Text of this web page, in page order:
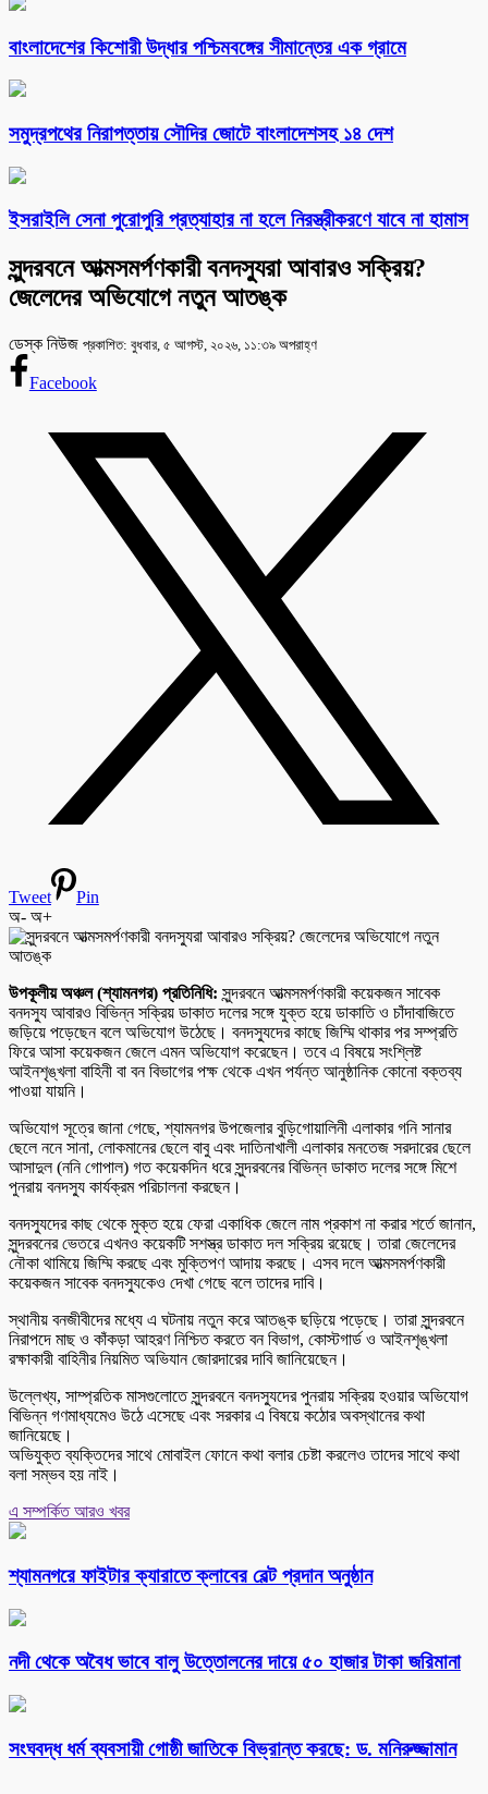
বাংলাদেশের কিশোরী উদ্ধার পশ্চিমবঙ্গের সীমান্তের এক গ্রামে
সমুদ্রপথের নিরাপত্তায় সৌদির জোটে বাংলাদেশসহ ১৪ দেশ
ইসরাইলি সেনা পুরোপুরি প্রত্যাহার না হলে নিরস্ত্রীকরণে যাবে না হামাস
সুন্দরবনে আত্মসমর্পণকারী বনদস্যুরা আবারও সক্রিয়?
জেলেদের অভিযোগে নতুন আতঙ্ক
ডেস্ক নিউজ প্রকাশিত: বুধবার, ৫ আগস্ট, ২০২৬, ১১:৩৯ অপরাহ্ণ
Facebook
Tweet
Pin
অ- অ+
উপকূলীয় অঞ্চল (শ্যামনগর) প্রতিনিধি: সুন্দরবনে আত্মসমর্পণকারী কয়েকজন সাবেক
বনদস্যু আবারও বিভিন্ন সক্রিয় ডাকাত দলের সঙ্গে যুক্ত হয়ে ডাকাতি ও চাঁদাবাজিতে
জড়িয়ে পড়েছেন বলে অভিযোগ উঠেছে। বনদস্যুদের কাছে জিম্মি থাকার পর সম্প্রতি
ফিরে আসা কয়েকজন জেলে এমন অভিযোগ করেছেন। তবে এ বিষয়ে সংশ্লিষ্ট
আইনশৃঙ্খলা বাহিনী বা বন বিভাগের পক্ষ থেকে এখন পর্যন্ত আনুষ্ঠানিক কোনো বক্তব্য
পাওয়া যায়নি।
অভিযোগ সূত্রে জানা গেছে, শ্যামনগর উপজেলার বুড়িগোয়ালিনী এলাকার গনি সানার
ছেলে ননে সানা, লোকমানের ছেলে বাবু এবং দাতিনাখালী এলাকার মনতেজ সরদারের ছেলে
আসাদুল (ননি গোপাল) গত কয়েকদিন ধরে সুন্দরবনের বিভিন্ন ডাকাত দলের সঙ্গে মিশে
পুনরায় বনদস্যু কার্যক্রম পরিচালনা করছেন।
বনদস্যুদের কাছ থেকে মুক্ত হয়ে ফেরা একাধিক জেলে নাম প্রকাশ না করার শর্তে জানান,
সুন্দরবনের ভেতরে এখনও কয়েকটি সশস্ত্র ডাকাত দল সক্রিয় রয়েছে। তারা জেলেদের
নৌকা থামিয়ে জিম্মি করছে এবং মুক্তিপণ আদায় করছে। এসব দলে আত্মসমর্পণকারী
কয়েকজন সাবেক বনদস্যুকেও দেখা গেছে বলে তাদের দাবি।
স্থানীয় বনজীবীদের মধ্যে এ ঘটনায় নতুন করে আতঙ্ক ছড়িয়ে পড়েছে। তারা সুন্দরবনে
নিরাপদে মাছ ও কাঁকড়া আহরণ নিশ্চিত করতে বন বিভাগ, কোস্টগার্ড ও আইনশৃঙ্খলা
রক্ষাকারী বাহিনীর নিয়মিত অভিযান জোরদারের দাবি জানিয়েছেন।
উল্লেখ্য, সাম্প্রতিক মাসগুলোতে সুন্দরবনে বনদস্যুদের পুনরায় সক্রিয় হওয়ার অভিযোগ
বিভিন্ন গণমাধ্যমেও উঠে এসেছে এবং সরকার এ বিষয়ে কঠোর অবস্থানের কথা
জানিয়েছে।
অভিযুক্ত ব্যক্তিদের সাথে মোবাইল ফোনে কথা বলার চেষ্টা করলেও তাদের সাথে কথা
বলা সম্ভব হয় নাই।
এ সম্পর্কিত আরও খবর
শ্যামনগরে ফাইটার ক্যারাতে ক্লাবের বেল্ট প্রদান অনুষ্ঠান
নদী থেকে অবৈধ ভাবে বালু উত্তোলনের দায়ে ৫০ হাজার টাকা জরিমানা
সংঘবদ্ধ ধর্ম ব্যবসায়ী গোষ্ঠী জাতিকে বিভ্রান্ত করছে: ড. মনিরুজ্জামান